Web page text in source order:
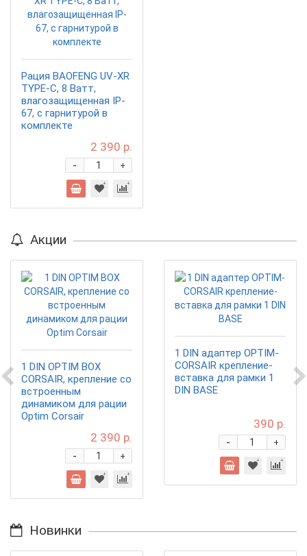
Рация BAOFENG UV-XR
TYPE-C, 8 Ватт,
влагозащищенная IP-
67, с гарнитурой в
комплекте
2 390 р.
+
-
Акции
1 DIN OPTIM BOX
CORSAIR, крепление со
встроенным
динамиком для рации
Optim Corsair
2 390 р.
+
-
1 DIN адаптер OPTIM-
CORSAIR крепление-
вставка для рамки 1
DIN BASE
390 р.
+
-
Новинки